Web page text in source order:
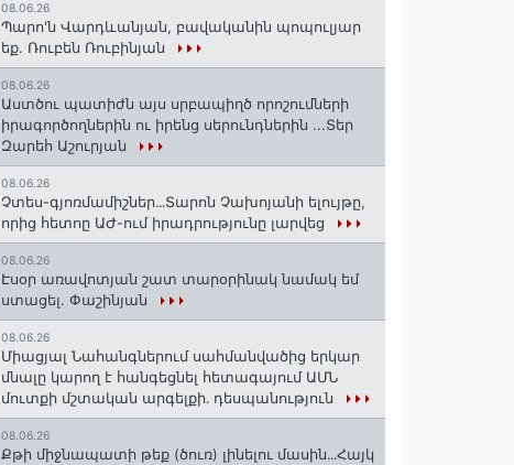
08.06.26
Պարո'ն Վարդևանյան, բավականին պոպուլյար
եք. Ռուբեն Ռուբինյան
08.06.26
Աստծու պատիժն այս սրբապիղծ որոշումների
իրագործողներին ու իրենց սերունդներին ...Տեր
Զարեհ Աշուրյան
08.06.26
Չտես-գյոռմամիշներ․․․Տարոն Չախոյանի ելույթը,
որից հետոը ԱԺ-ում իրադրությունը լարվեց
08.06.26
Էսօր առավոտյան շատ տարօրինակ նամակ եմ
ստացել. Փաշինյան
08.06.26
Միացյալ Նահանգներում սահմանվածից երկար
մնալը կարող է հանգեցնել հետագայում ԱՄՆ
մուտքի մշտական արգելքի․ դեսպանություն
08.06.26
Քթի միջնապատի թեք (ծուռ) լինելու մասին․․․Հայկ